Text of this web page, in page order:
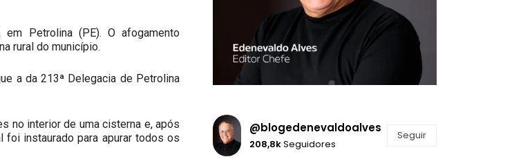
Petrolina (PE). O afogamento
rural do município.
a da 213ª Delegacia de Petrolina
no interior de uma cisterna e, após
foi instaurado para apurar todos os
@blogedenevaldoalves
208,8kSeguidores
Seguir